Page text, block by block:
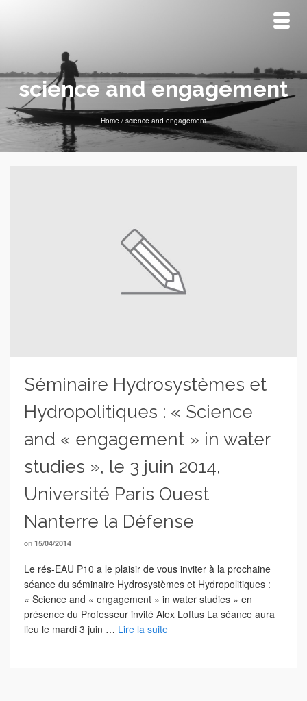
science and engagement
Home / science and engagement
Séminaire Hydrosystèmes et
Hydropolitiques : « Science
and « engagement » in water
studies », le 3 juin 2014,
Université Paris Ouest
Nanterre la Défense
on 15/04/2014
Le rés-EAU P10 a le plaisir de vous inviter à la prochaine
séance du séminaire Hydrosystèmes et Hydropolitiques :
« Science and « engagement » in water studies » en
présence du Professeur invité Alex Loftus La séance aura
lieu le mardi 3 juin … Lire la suite